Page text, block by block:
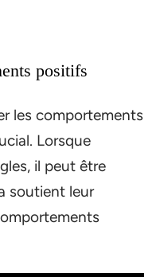
positifs
les comportements
Lorsque
il peut être
soutient leur